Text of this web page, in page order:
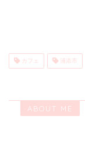
カフェ 浦添市
ABOUT ME